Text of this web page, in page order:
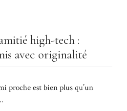
high-tech :
avec originalité
proche est bien plus qu’un